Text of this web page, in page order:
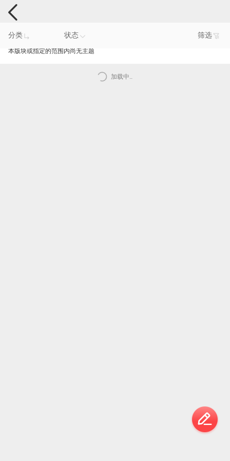
手机反馈
分类 状态 筛选
本版块或指定的范围内尚无主题
加载中..